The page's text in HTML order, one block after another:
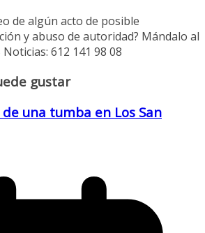
de algún acto de posible
y abuso de autoridad? Mándalo al
612 141 98 08
gustar
una tumba en Los San